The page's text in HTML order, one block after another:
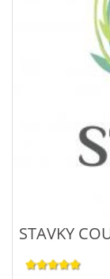
STAVKY